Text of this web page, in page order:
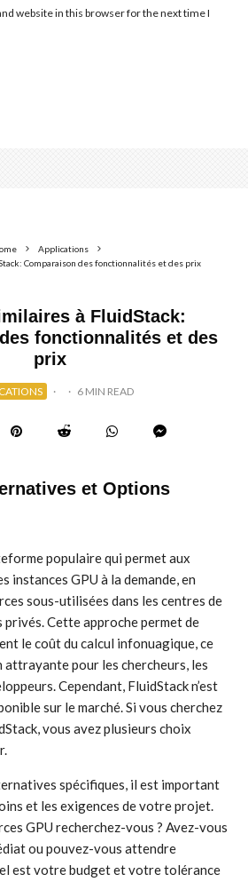
website in this browser for the next time I
Applications
Comparaison des fonctionnalités et des prix
à FluidStack:
fonctionnalités et des
prix
· · 6 MIN READ
et Options
populaire qui permet aux
instances GPU à la demande, en
sous-utilisées dans les centres de
privés. Cette approche permet de
le coût du calcul infonuagique, ce
pour les chercheurs, les
Cependant, FluidStack n’est
sur le marché. Si vous cherchez
vous avez plusieurs choix
spécifiques, il est important
et les exigences de votre projet.
GPU recherchez-vous ? Avez-vous
ou pouvez-vous attendre
est votre budget et votre tolérance